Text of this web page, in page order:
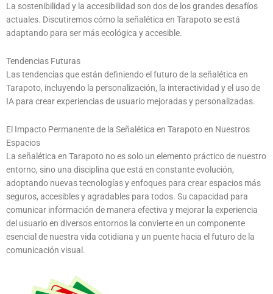
La sostenibilidad y la accesibilidad son dos de los grandes desafíos
actuales. Discutiremos cómo la señalética en Tarapoto se está
adaptando para ser más ecológica y accesible.
Tendencias Futuras
Las tendencias que están definiendo el futuro de la señalética en
Tarapoto, incluyendo la personalización, la interactividad y el uso de
IA para crear experiencias de usuario mejoradas y personalizadas.
El Impacto Permanente de la Señalética en Tarapoto en Nuestros
Espacios
La señalética en Tarapoto no es solo un elemento práctico de nuestro
entorno, sino una disciplina que está en constante evolución,
adoptando nuevas tecnologías y enfoques para crear espacios más
seguros, accesibles y agradables para todos. Su capacidad para
comunicar información de manera efectiva y mejorar la experiencia
del usuario en diversos entornos la convierte en un componente
esencial de nuestra vida cotidiana y un puente hacia el futuro de la
comunicación visual.